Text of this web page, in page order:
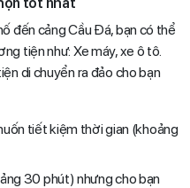
đến cảng Cầu Đá, bạn có thể
tiện như: Xe máy, xe ô tô.
di chuyển ra đảo cho bạn
tiết kiệm thời gian (khoảng
30 phút) nhưng cho bạn